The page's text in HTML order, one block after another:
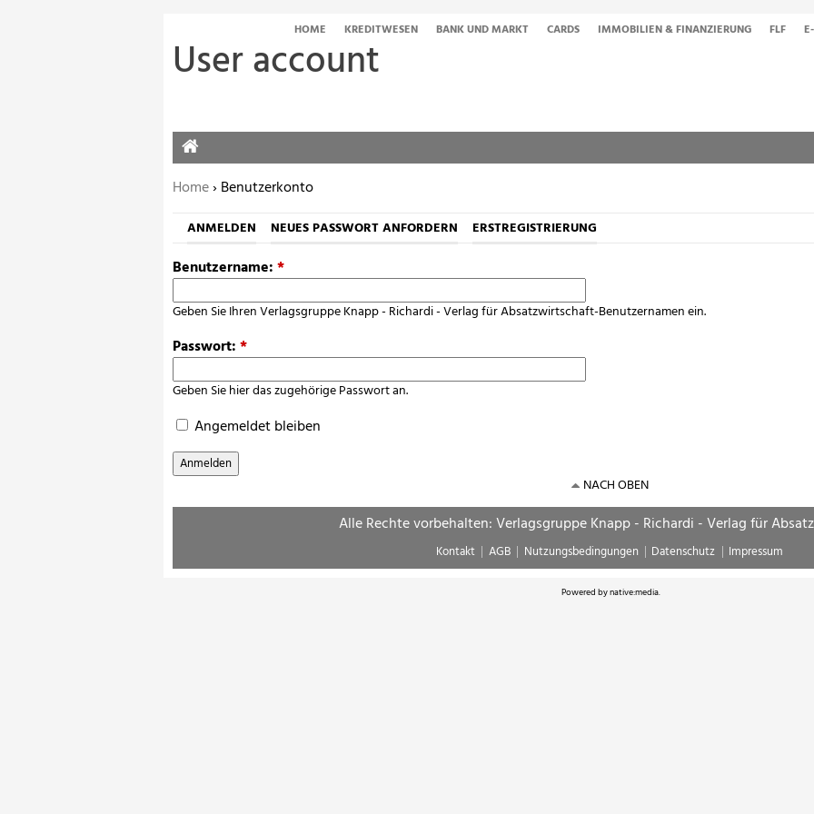
User account
HOME KREDITWESEN BANK UND MARKT CARDS IMMOBILIEN & FINANZIERUNG FLF
Sie befinden sich hier:
Home› Benutzerkonto
ANMELDEN NEUES PASSWORT ANFORDERN ERSTREGISTRIERUNG
Benutzername:*
Geben Sie Ihren Verlagsgruppe Knapp - Richardi - Verlag für Absatzwirtschaft-Benutzernamen ein.
Passwort:*
Geben Sie hier das zugehörige Passwort an.
Angemeldet bleiben
HOME
NACH OBEN
Alle Rechte vorbehalten: Verlagsgruppe Knapp - Richardi - Verlag für
Kontakt AGB Nutzungsbedingungen Datenschutz Impressum
Powered bynative:media.